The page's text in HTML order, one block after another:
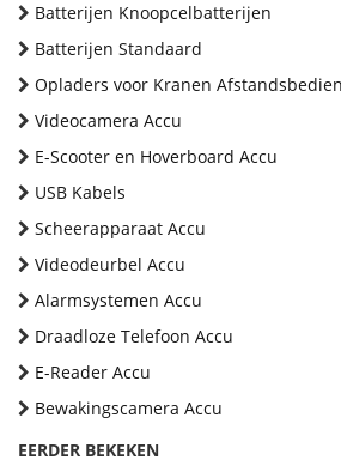
Batterijen Knoopcelbatterijen
Batterijen Standaard
Opladers voor Kranen
Videocamera Accu
E-Scooter en Hoverboard Accu
USB Kabels
Scheerapparaat Accu
Videodeurbel Accu
Alarmsystemen Accu
Draadloze Telefoon Accu
E-Reader Accu
Bewakingscamera Accu
EERDER BEKEKEN